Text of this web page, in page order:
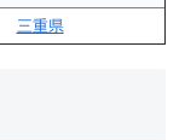
三重県